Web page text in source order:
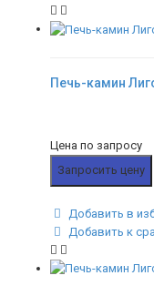
Печь-камин
Цена по запросу
Запросить цену
Добавить в
Добавить к